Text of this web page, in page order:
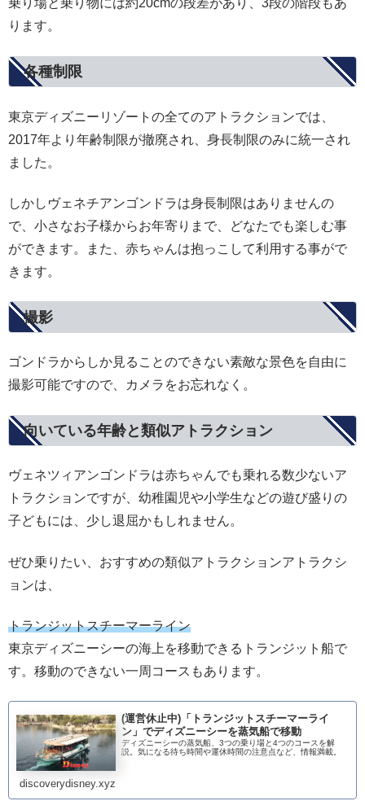
乗り場と乗り物には約20cmの段差があり、3段の階段もあ
ります。
各種制限
東京ディズニーリゾートの全てのアトラクションでは、
2017年より年齢制限が撤廃され、身長制限のみに統一され
ました。
しかしヴェネチアンゴンドラは身長制限はありませんの
で、小さなお子様からお年寄りまで、どなたでも楽しむ事
ができます。また、赤ちゃんは抱っこして利用する事がで
きます。
撮影
ゴンドラからしか見ることのできない素敵な景色を自由に
撮影可能ですので、カメラをお忘れなく。
向いている年齢と類似アトラクション
ヴェネツィアンゴンドラは赤ちゃんでも乗れる数少ないア
トラクションですが、幼稚園児や小学生などの遊び盛りの
子どもには、少し退屈かもしれません。
ぜひ乗りたい、おすすめの類似アトラクションアトラクシ
ョンは、
トランジットスチーマーライン
東京ディズニーシーの海上を移動できるトランジット船で
す。移動のできない一周コースもあります。
(運営休止中)「トランジットスチーマーライ
ン」でディズニーシーを蒸気船で移動
ディズニーシーの蒸気船、3つの乗り場と4つのコースを解
説。気になる待ち時間や運休時間の注意点など、情報満載。
discoverydisney.xyz